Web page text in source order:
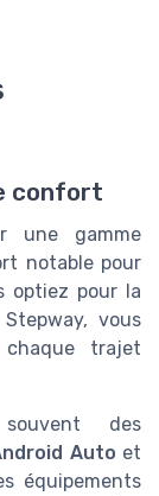
confort
une gamme
notable pour
optiez pour la
vous
trajet
des
Auto et
équipements